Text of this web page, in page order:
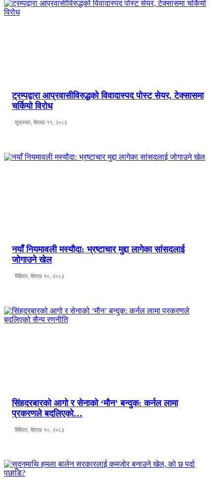
ट्रम्पद्वारा आप्रवासीविरुद्धको विवादास्पद पोस्ट सेयर, टेक्सासमा
चर्कियो विरोध
शुक्रवार, बैशाख ११, २०८३
नयाँ नियमावली मस्यौदा: भ्रष्टाचार मुद्दा लागेका सांसदलाई
जोगाउने खेल
बिहिवार, बैशाख १०, २०८३
सिंहदरबारको आगो र सेनाको ‘मौन’ बन्दुक: कर्नल लामा
प्रकरणले बदलिएको…
बिहिवार, बैशाख १०, २०८३